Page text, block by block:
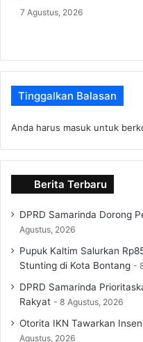
7 Agustus, 2026
Tinggalkan Balasan
Anda harus masuk untuk
Berita Terbaru
DPRD Samarinda Dorong
Agustus, 2026
Pupuk Kaltim Salurkan
Stunting di Kota Bontang
DPRD Samarinda
Rakyat
8 Agustus, 2026
Otorita IKN Tawarkan
Agustus, 2026